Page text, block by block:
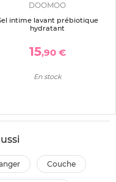
DOOMOO
intime lavant prébiotique
hydratant
15,90 €
En stock
couche